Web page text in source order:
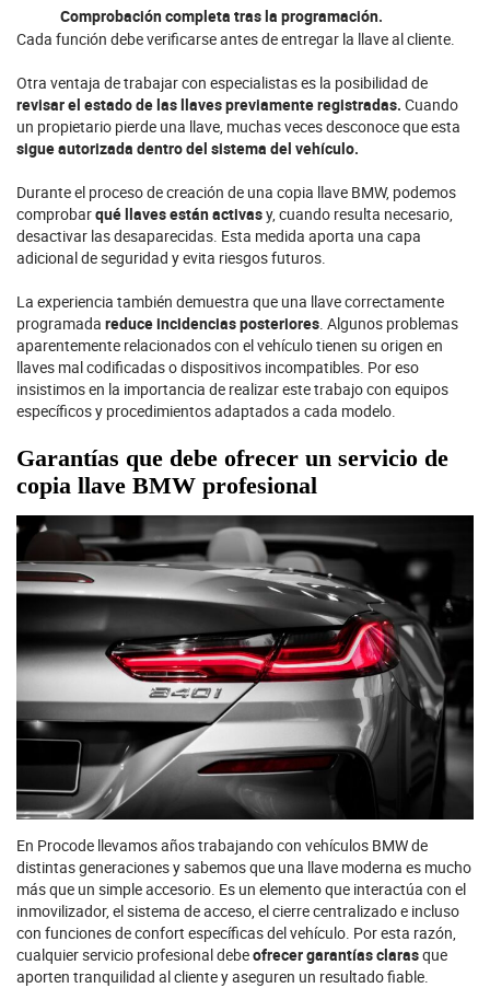
Comprobación completa tras la programación.
Cada función debe verificarse antes de entregar la llave al cliente.
Otra ventaja de trabajar con especialistas es la posibilidad de
revisar el estado de las llaves previamente registradas. Cuando
un propietario pierde una llave, muchas veces desconoce que esta
sigue autorizada dentro del sistema del vehículo.
Durante el proceso de creación de una copia llave BMW, podemos
comprobarqué llaves están activasy, cuando resulta necesario,
desactivar las desaparecidas. Esta medida aporta una capa
adicional de seguridad y evita riesgos futuros.
La experiencia también demuestra que una llave correctamente
programada reduce incidencias posteriores. Algunos problemas
aparentemente relacionados con el vehículo tienen su origen en
llaves mal codificadas o dispositivos incompatibles. Por eso
insistimos en la importancia de realizar este trabajo con equipos
específicosy procedimientos adaptados a cada modelo.
Garantías que debe ofrecer un servicio de
copia llave BMW profesional
En Procode llevamos años trabajando con vehículos BMW de
distintas generaciones y sabemos que una llave moderna es mucho
más que un simple accesorio. Es un elemento que interactúa con el
inmovilizador, el sistema de acceso, el cierre centralizado e incluso
con funciones de confort específicas del vehículo. Por esta razón,
cualquier servicio profesional debeofrecer garantías clarasque
aporten tranquilidad al cliente y aseguren un resultado fiable.